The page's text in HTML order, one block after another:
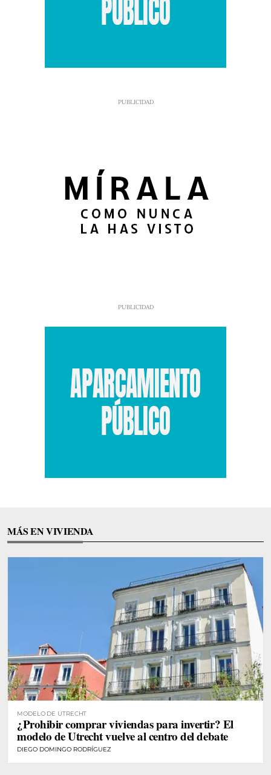
MÁS EN VIVIENDA
MODELO DE UTRECHT
¿Prohibir comprar viviendas para invertir? El
modelo de Utrecht vuelve al centro del debate
DIEGO DOMINGO RODRÍGUEZ